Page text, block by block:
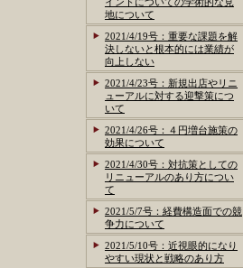
地について
2021/4/19号：重要な課題を解
決しないと根本的には業績が
向上しない
2021/4/23号：新規出店やリニ
ューアルに対する迎撃策につ
いて
2021/4/26号：４円増台施策の
効果について
2021/4/30号：対抗策としての
リニューアルのあり方につい
て
2021/5/7号：経費構造面での競
争力について
2021/5/10号：近視眼的になり
やすい現状と戦略のあり方